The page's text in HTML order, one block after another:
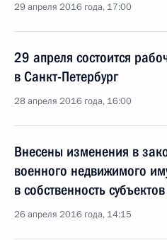
29 апреля 2016 года, 17:00
29 апреля состоится
в Санкт-Петербург
28 апреля 2016 года, 16:00
Внесены изменения в
военного недвижимого
в собственность
26 апреля 2016 года, 14:15